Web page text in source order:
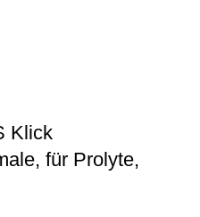
Klick
für Prolyte,